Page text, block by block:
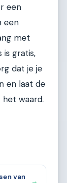
een
een
met
is gratis,
dat je je
en laat de
waard.
van
→